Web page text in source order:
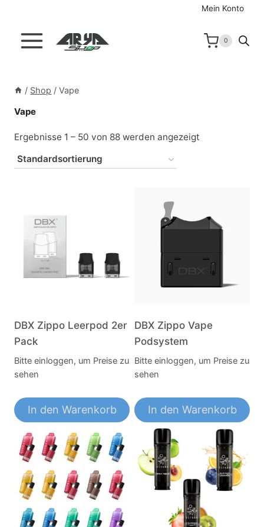
springen
Mein Konto
0
/ Shop / Vape
Vape
Ergebnisse 1 – 50 von 88 werden angezeigt
DBX Zippo Leerpod 2er
Pack
Bitte einloggen, um Preise zu
sehen
In den Warenkorb
DBX Zippo Vape
Podsystem
Bitte einloggen, um Preise zu
sehen
In den Warenkorb